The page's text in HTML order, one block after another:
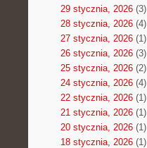
29 stycznia, 2026(3)
28 stycznia, 2026(4)
27 stycznia, 2026(1)
26 stycznia, 2026(3)
25 stycznia, 2026(2)
24 stycznia, 2026(4)
22 stycznia, 2026(1)
21 stycznia, 2026(1)
20 stycznia, 2026(1)
18 stycznia, 2026(1)